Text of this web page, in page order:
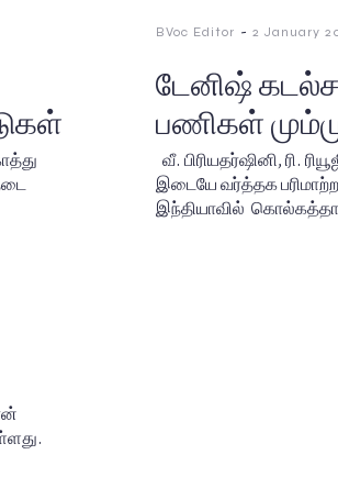
BVoc Editor - 2 January
டேனிஷ்
பணிகள்
வீ. பிரியதர்ஷினி, ரி.
இடையே வர்த்தக
இந்தியாவில் கொல்கத்தா